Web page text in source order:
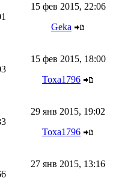
15 фев 2015, 22:06
Geka
15 фев 2015, 18:00
Тоха1796
29 янв 2015, 19:02
Тоха1796
27 янв 2015, 13:16